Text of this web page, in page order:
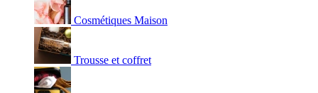
Cosmétiques Maison
Trousse et coffret